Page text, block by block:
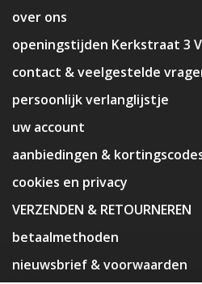
over ons
openingstijden Kerkstraat 3
contact & veelgestelde
persoonlijk verlanglijstje
uw account
aanbiedingen &
cookies en privacy
VERZENDEN & RETOURNEREN
betaalmethoden
nieuwsbrief & voorwaarden